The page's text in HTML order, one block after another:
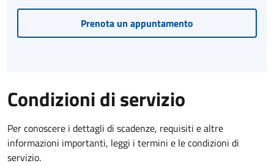
Prenota un appuntamento
Condizioni di servizio
Per conoscere i dettagli di scadenze, requisiti e altre
informazioni importanti, leggi i termini e le condizioni di
servizio.